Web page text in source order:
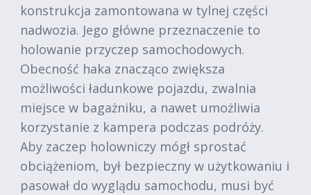
konstrukcja zamontowana w tylnej części
nadwozia. Jego główne przeznaczenie to
holowanie przyczep samochodowych.
Obecność haka znacząco zwiększa
możliwości ładunkowe pojazdu, zwalnia
miejsce w bagażniku, a nawet umożliwia
korzystanie z kampera podczas podróży.
Aby zaczep holowniczy mógł sprostać
obciążeniom, był bezpieczny w użytkowaniu i
pasował do wyglądu samochodu, musi być